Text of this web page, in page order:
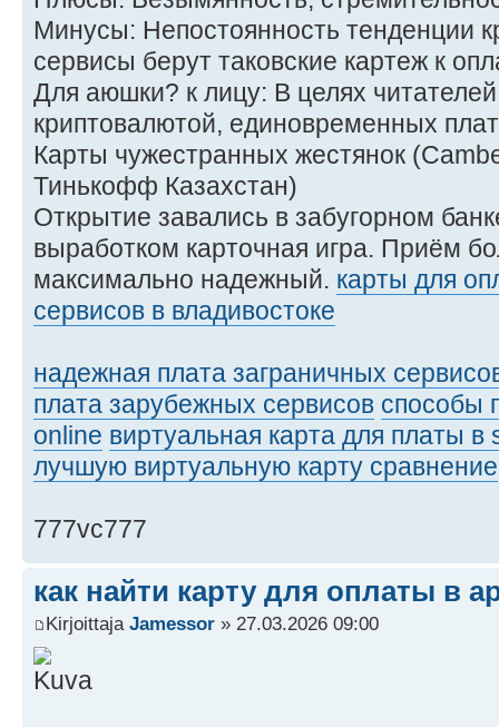
Минусы: Непостоянность тенденции
сервисы берут таковские картеж к
Для аюшки? к лицу: В целях
криптовалютой, единовременных
Карты чужестранных жестянок
Тинькофф Казахстан)
Открытие завались в забугорном
выработком карточная игра. Приём
максимально надежный. карты для
сервисов в владивостоке
надежная плата заграничных
плата зарубежных сервисов способы
online виртуальная карта для платы в
лучшую виртуальную карту сравнение
777vc777
как найти карту для оплаты в
Kirjoittaja Jamessor » 27.03.2026 09:00